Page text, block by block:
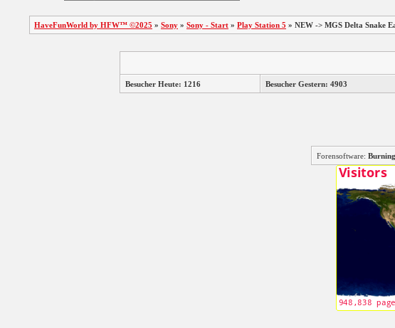
Slingo Mega Slots
HaveFunWorld by HFW™ ©2025 » Sony » Sony - Start » Play Station 5 » NEW -> MGS Delta Snake
Besucher Heute: 1216 Besucher Gestern: 4903
Forensoftware: